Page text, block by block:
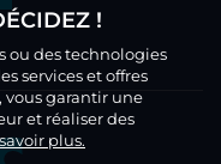
!
ou des technologies
services et offres
vous garantir une
et réaliser des
plus.